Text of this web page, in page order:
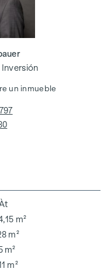
m²
m²
m²
m²
Inversión
un inmueble